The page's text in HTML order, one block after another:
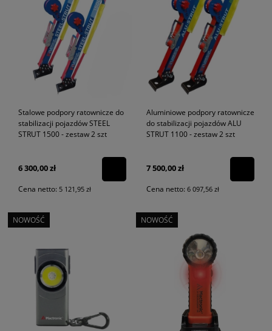
Stalowe podpory ratownicze do
stabilizacji pojazdów STEEL
STRUT 1500 - zestaw 2 szt
6 300,00 zł
Cena netto: 5 121,95 zł
Aluminiowe podpory ratownicze
do stabilizacji pojazdów ALU
STRUT 1100 - zestaw 2 szt
7 500,00 zł
Cena netto: 6 097,56 zł
NOWOŚĆ NOWOŚĆ